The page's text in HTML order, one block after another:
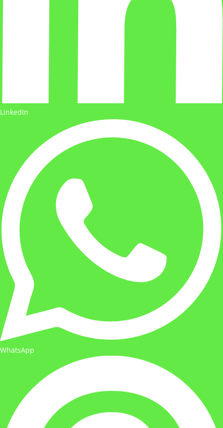
LinkedIn
WhatsApp